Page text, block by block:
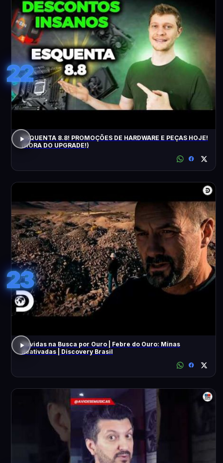
22
ESQUENTA 8.8! PROMOÇÕES DE HARDWARE E PEÇAS HOJE!
(HORA DO UPGRADE!)
23
Dúvidas na Busca por Ouro | Febre do Ouro: Minas
Reativadas | Discovery Brasil